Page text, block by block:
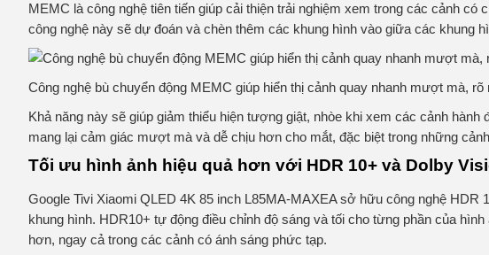
MEMC là công nghệ tiên tiến giúp cải thiện trải nghiệm xem trong các cảnh có
công nghệ này sẽ dự đoán và chèn thêm các khung hình vào giữa các khung
Công nghệ bù chuyển động MEMC giúp hiển thị cảnh quay nhanh mượt mà, rõ
Khả năng này sẽ giúp giảm thiểu hiện tượng giật, nhòe khi xem các cảnh
mang lại cảm giác mượt mà và dễ chịu hơn cho mắt, đặc biệt trong những
Tối ưu hình ảnh hiệu quả hơn với HDR 10+ và Dolby
Google Tivi Xiaomi QLED 4K 85 inch L85MA-MAXEA sở hữu công nghệ HDR
khung hình. HDR10+ tự động điều chỉnh độ sáng và tối cho từng phần của
hơn, ngay cả trong các cảnh có ánh sáng phức tạp.